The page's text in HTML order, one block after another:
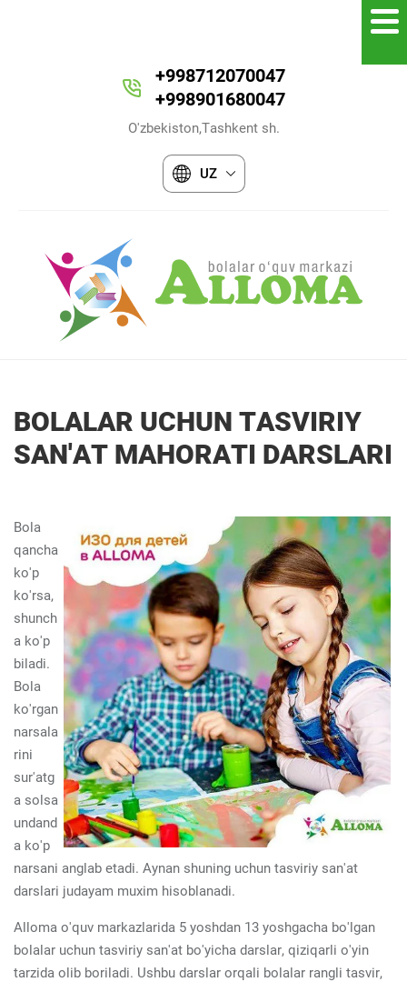
+998712070047
+998901680047
O'zbekiston,Tashkent sh.
UZ
BOLALAR UCHUN TASVIRIY
SAN'AT MAHORATI DARSLARI
Bola
qancha
ko'p
ko'rsa,
shunch
a ko'p
biladi.
Bola
ko'rgan
narsala
rini
sur'atg
a solsa
undand
a ko'p
narsani anglab etadi. Aynan shuning uchun tasviriy san'at
darslari judayam muxim hisoblanadi.
Alloma o'quv markazlarida 5 yoshdan 13 yoshgacha bo'lgan
bolalar uchun tasviriy san'at bo'yicha darslar, qiziqarli o'yin
tarzida olib boriladi. Ushbu darslar orqali bolalar rangli tasvir,